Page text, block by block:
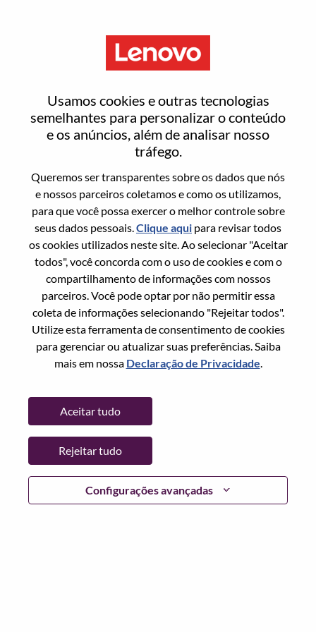
Usamos cookies e outras tecnologias
semelhantes para personalizar o conteúdo
e os anúncios, além de analisar nosso
tráfego.
Queremos ser transparentes sobre os dados que nós
e nossos parceiros coletamos e como os utilizamos,
para que você possa exercer o melhor controle sobre
seus dados pessoais.Clique aqui para revisar todos
os cookies utilizados neste site. Ao selecionar "Aceitar
todos", você concorda com o uso de cookies e com o
compartilhamento de informações com nossos
parceiros. Você pode optar por não permitir essa
coleta de informações selecionando "Rejeitar todos".
Utilize esta ferramenta de consentimento de cookies
para gerenciar ou atualizar suas preferências. Saiba
mais em nossa Declaração de Privacidade.
Configurações avançadas
Aceitar tudo
Rejeitar tudo
Redefinir senha
Tem certeza que deseja redefinir sua
Enter the email address associated with your
account, then click "Continue".
Vamos enviar por email um link para você
redefinir sua senha.
Redefinir senha com seu email
Email*
Continuar